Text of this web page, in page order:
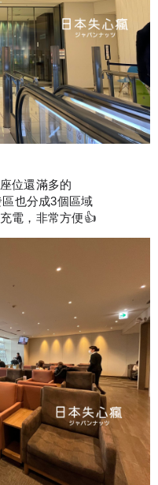
位還滿多的
也分成3個區域
電，非常方便👍